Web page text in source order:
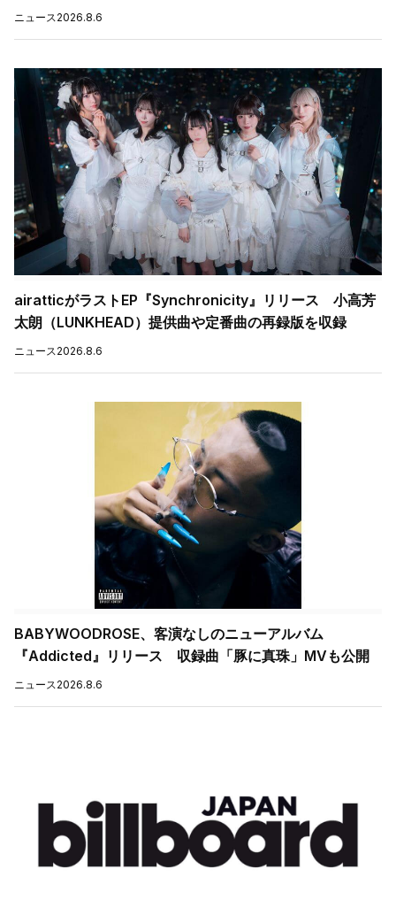
ニュース 2026.8.6
airatticがラストEP『Synchronicity』リリース 小高芳
太朗（LUNKHEAD）提供曲や定番曲の再録版を収録
ニュース 2026.8.6
BABYWOODROSE、客演なしのニューアルバム
『Addicted』リリース 収録曲「豚に真珠」MVも公開
ニュース 2026.8.6